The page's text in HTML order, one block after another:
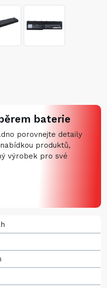
baterie
porovnejte detaily
produktů,
výrobek pro své